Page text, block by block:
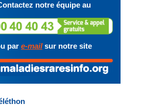
notre équipe au
par e-mailsur notre site